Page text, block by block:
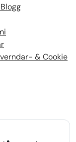
& Cookie